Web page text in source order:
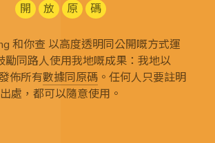
開
放 原 碼
和你查 以高度透明同公開嘅方式運
勵同路人使用我地嘅成果：我地以
佈所有數據同原碼。任何人只要註明
出處，都可以隨意使用。